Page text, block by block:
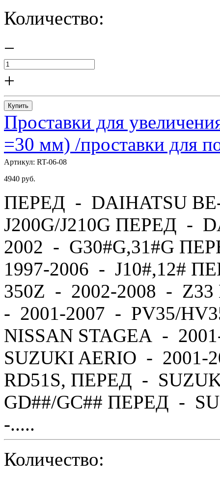
Количество:
−
+
Купить
Проставки для
=30 мм) /проставки для
Артикул: RT-06-08
4940 руб.
ПЕРЕД - DAIHATSU
J200G/J210G ПЕРЕД -
2002 - G30#G,31#G
1997-2006 - J10#,12#
350Z - 2002-2008 -
- 2001-2007 - PV35/
NISSAN STAGEA -
SUZUKI AERIO - 2001-
RD51S, ПЕРЕД -
GD##/GC## ПЕРЕД -
-.....
Количество: